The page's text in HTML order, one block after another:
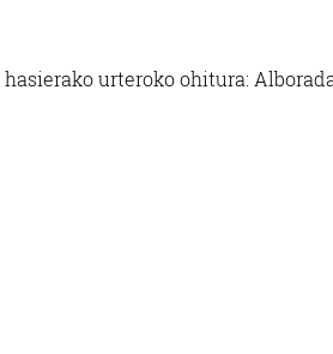
hasierako urterokoohitura: